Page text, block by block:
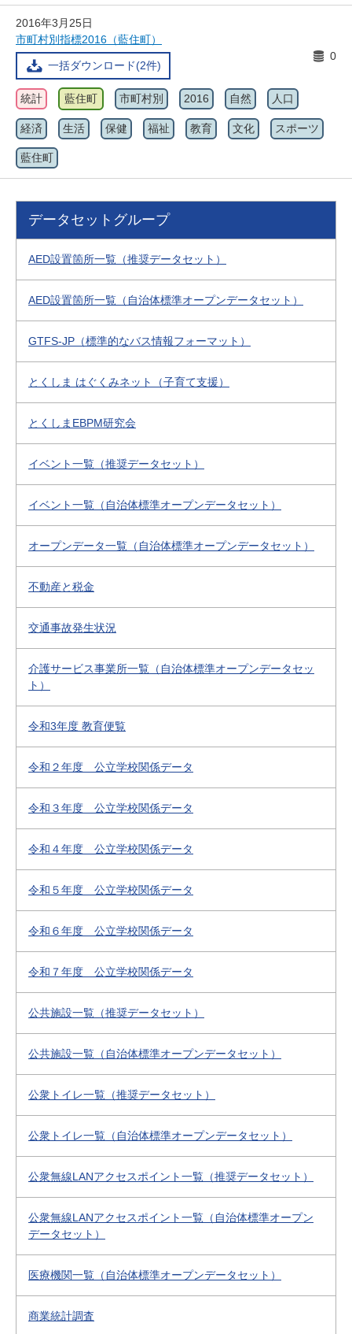
2016年3月25日
市町村別指標2016（藍住町）
一括ダウンロード(2件)
0
統計 藍住町 市町村別 2016 自然 人口
経済 生活 保健 福祉 教育 文化 スポーツ
藍住町
データセットグループ
AED設置箇所一覧（推奨データセット）
AED設置箇所一覧（自治体標準オープンデータセット）
GTFS-JP（標準的なバス情報フォーマット）
とくしま はぐくみネット（子育て支援）
とくしまEBPM研究会
イベント一覧（推奨データセット）
イベント一覧（自治体標準オープンデータセット）
オープンデータ一覧（自治体標準オープンデータセット）
不動産と税金
交通事故発生状況
介護サービス事業所一覧（自治体標準オープンデータセッ
ト）
令和3年度 教育便覧
令和２年度 公立学校関係データ
令和３年度 公立学校関係データ
令和４年度 公立学校関係データ
令和５年度 公立学校関係データ
令和６年度 公立学校関係データ
令和７年度 公立学校関係データ
公共施設一覧（推奨データセット）
公共施設一覧（自治体標準オープンデータセット）
公衆トイレ一覧（推奨データセット）
公衆トイレ一覧（自治体標準オープンデータセット）
公衆無線LANアクセスポイント一覧（推奨データセット）
公衆無線LANアクセスポイント一覧（自治体標準オープン
データセット）
医療機関一覧（自治体標準オープンデータセット）
商業統計調査